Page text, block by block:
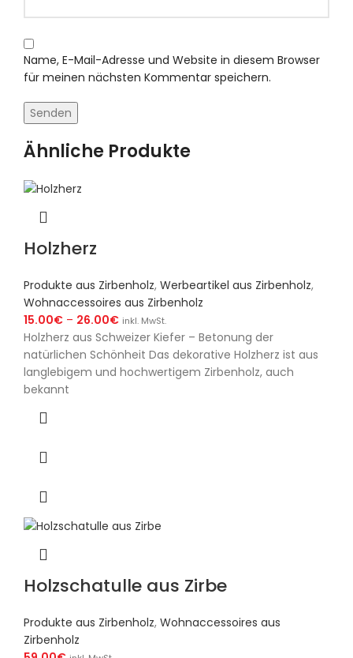
Name, E-Mail-Adresse und Website in diesem Browser
für meinen nächsten Kommentar speichern.
Ähnliche Produkte
Holzherz
Produkte aus Zirbenholz, Werbeartikel aus Zirbenholz,
Wohnaccessoires aus Zirbenholz
15.00€ – 26.00€ inkl. MwSt.
Holzherz aus Schweizer Kiefer – Betonung der
natürlichen Schönheit Das dekorative Holzherz ist aus
langlebigem und hochwertigem Zirbenholz, auch
bekannt
Holzschatulle aus Zirbe
Produkte aus Zirbenholz, Wohnaccessoires aus
Zirbenholz